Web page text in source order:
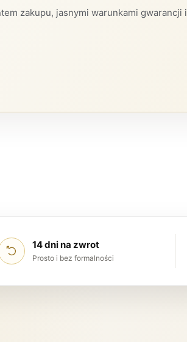
zakupu, jasnymi warunkami gwarancji i
14 dni na zwrot
Prosto i bez formalności